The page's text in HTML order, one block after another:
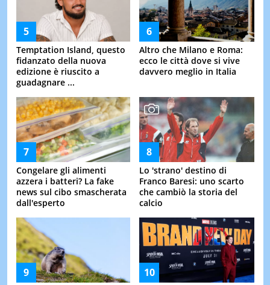
Temptation Island, questo
fidanzato della nuova
edizione è riuscito a
guadagnare ...
Altro che Milano e Roma:
ecco le città dove si vive
davvero meglio in Italia
Congelare gli alimenti
azzera i batteri? La fake
news sul cibo smascherata
dall'esperto
Lo 'strano' destino di
Franco Baresi: uno scarto
che cambiò la storia del
calcio